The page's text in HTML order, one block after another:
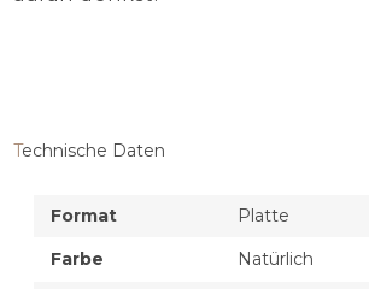
Technische Daten
Format
Platte
Farbe
Natürlich